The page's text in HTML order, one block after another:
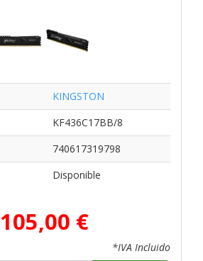
KINGSTON
KF436C17BB/8
740617319798
Disponible
105,00 €
*IVA Incluido